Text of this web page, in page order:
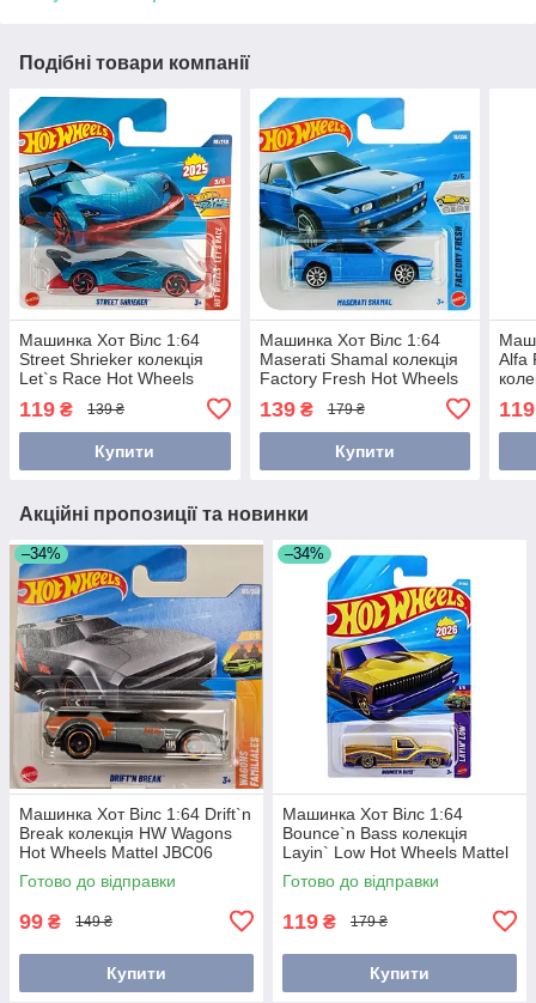
Подібні товари компанії
Машинка Хот Вілс 1:64
Street Shrieker колекція
Let`s Race Hot Wheels
119 ₴ 139 ₴
Купити
Машинка Хот Вілс 1:64
Maserati Shamal колекція
Factory Fresh Hot Wheels
139₴ 179 ₴
Купити
Alfa
119
Акційні пропозиції та новинки
–34%
Машинка Хот Вілс 1:64 Drift`n
Break колекція HW Wagons
Hot Wheels Mattel JBC06
Готово до відправки
99 ₴ 149 ₴
Купити
–34%
Машинка Хот Вілс 1:64
Bounce`n Bass колекція
Layin` Low Hot Wheels Mattel
JJH32
Готово до відправки
119 ₴ 179 ₴
Купити